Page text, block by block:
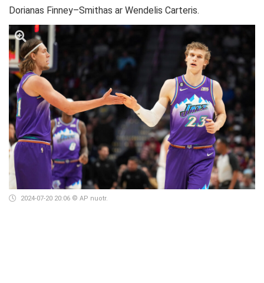
Dorianas Finney–Smithas ar Wendelis Carteris.
2024-07-20 20:06 © AP nuotr.